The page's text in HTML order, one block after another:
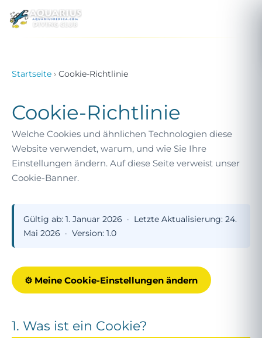
Startseite › Cookie-Richtlinie
Cookie-Richtlinie
Welche Cookies und ähnlichen Technologien diese
Website verwendet, warum, und wie Sie Ihre
Einstellungen ändern. Auf diese Seite verweist unser
Cookie-Banner.
Gültig ab: 1. Januar 2026 · Letzte Aktualisierung: 24.
Mai 2026 · Version: 1.0
⚙ Meine Cookie-Einstellungen ändern
1. Was ist ein Cookie?